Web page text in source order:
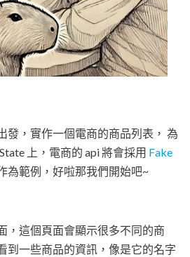
發，實作一個電商的商品列表， 為
上，電商的 api 將會採用 Fake
為範例，好啦那我們開始吧~
，這個頁面會顯示很多不同的商
到一些商品的資訊，像是它的名字